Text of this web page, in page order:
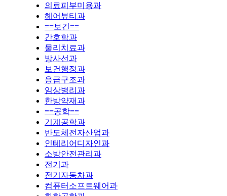
의료피부미용과
헤어뷰티과
==보건==
간호학과
물리치료과
방사선과
보건행정과
응급구조과
임상병리과
한방약재과
==공학==
기계공학과
반도체전자산업과
인테리어디자인과
소방안전관리과
전기과
전기자동차과
컴퓨터소프트웨어과